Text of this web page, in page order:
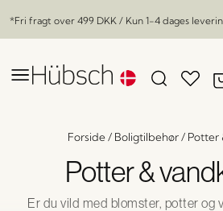
*Fri fragt over 499 DKK / Kun 1-4 dages
Forside/ Boligtilbehør/ Potter
Potter &
Er du vild med blomster, potter og